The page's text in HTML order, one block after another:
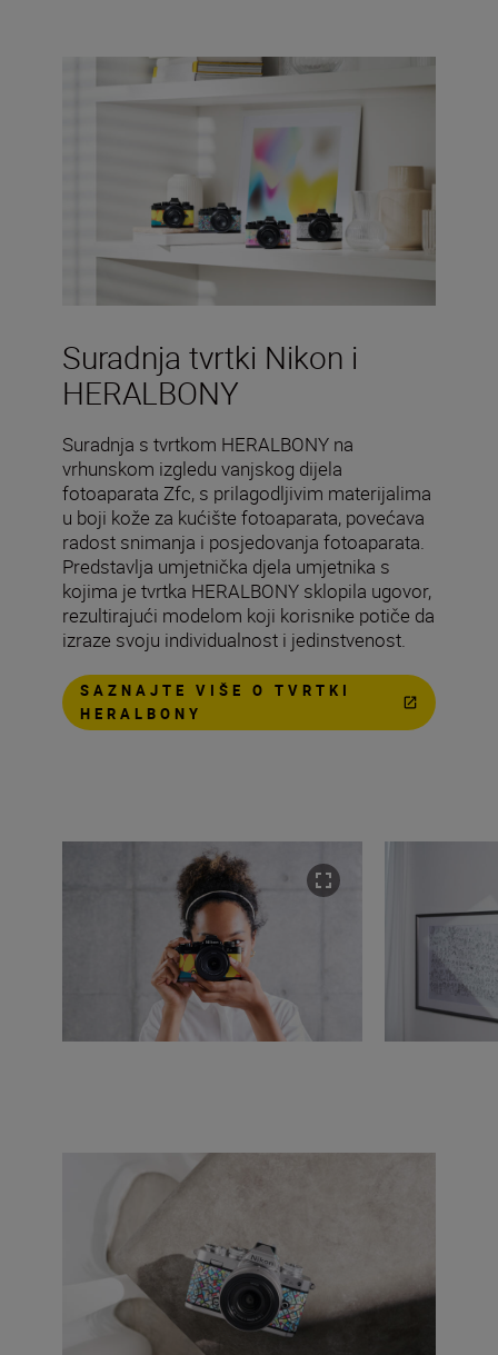
Suradnja tvrtki Nikon i
HERALBONY
Suradnja s tvrtkom HERALBONY na
vrhunskom izgledu vanjskog dijela
fotoaparata Zfc, s prilagodljivim materijalima
u boji kože za kućište fotoaparata, povećava
radost snimanja i posjedovanja fotoaparata.
Predstavlja umjetnička djela umjetnika s
kojima je tvrtka HERALBONY sklopila ugovor,
rezultirajući modelom koji korisnike potiče da
izraze svoju individualnost i jedinstvenost.
SAZNAJTE VIŠE O TVRTKI
HERALBONY